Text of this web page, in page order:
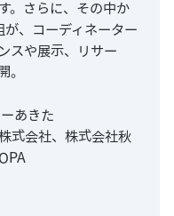
。さらに、その中か
が、コーディネーター
スや展示、リサー
。
あきた
式会社、株式会社秋